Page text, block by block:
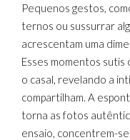
Pequenos gestos,
ternos ou sussurrar
acrescentam uma
Esses momentos
o casal, revelando a
compartilham. A
torna as fotos
ensaio, concentrem-se